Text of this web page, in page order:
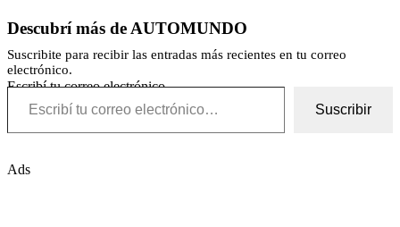
Descubrí más de AUTOMUNDO
Suscribite para recibir las entradas más recientes en tu correo
electrónico.
Escribí tu correo electrónico…
Suscribir
Ads